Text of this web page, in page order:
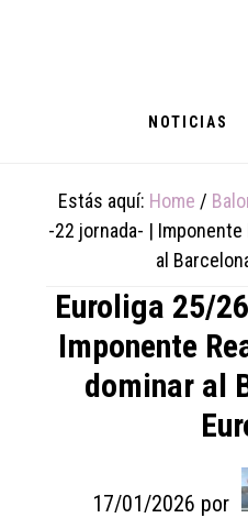
NOTICIAS
Estás aquí: Home /
-22 jornada- | Imponente
al
Euroliga 25/
Imponente
dominar al
17/01/2026 por